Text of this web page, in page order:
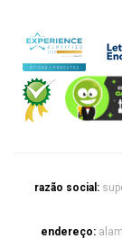
razão social:
endereço: